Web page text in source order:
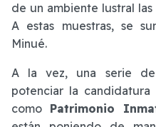
de un ambiente lustral
A estas muestras, se
Minué.
A la vez, una serie de
potenciar la
como Patrimonio